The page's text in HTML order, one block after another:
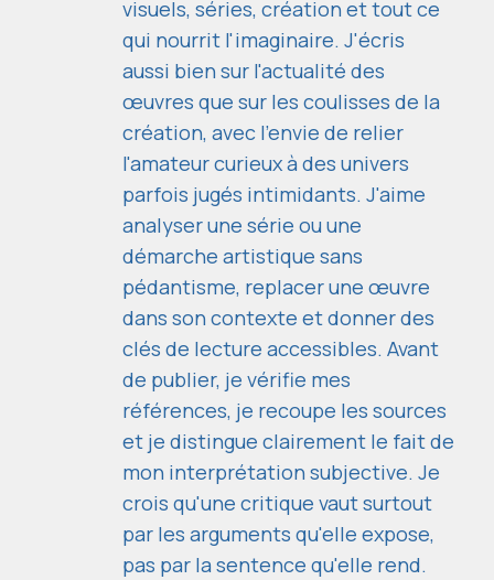
visuels, séries, création et tout ce
qui nourrit l'imaginaire. J'écris
aussi bien sur l'actualité des
œuvres que sur les coulisses de la
création, avec l'envie de relier
l'amateur curieux à des univers
parfois jugés intimidants. J'aime
analyser une série ou une
démarche artistique sans
pédantisme, replacer une œuvre
dans son contexte et donner des
clés de lecture accessibles. Avant
de publier, je vérifie mes
références, je recoupe les sources
et je distingue clairement le fait de
mon interprétation subjective. Je
crois qu'une critique vaut surtout
par les arguments qu'elle expose,
pas par la sentence qu'elle rend.